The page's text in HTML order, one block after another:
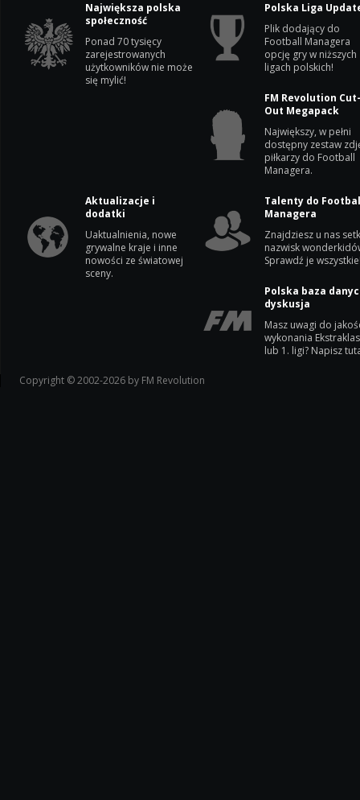
Największa polska
społeczność
Ponad 70 tysięcy
zarejestrowanych
użytkowników nie może
się mylić!
Polska Liga
Plik dodający do
Football Managera
opcję gry w niższych
ligach polskich!
FM Revolution
Out Megapack
Największy, w pełni
dostępny zestaw
piłkarzy do Football
Managera.
Aktualizacje i
dodatki
Uaktualnienia, nowe
grywalne kraje i inne
nowości ze światowej
sceny.
Talenty do
Managera
Znajdziesz u nas
nazwisk
Sprawdź je
Polska baza
dyskusja
Masz uwagi do
wykonania
lub 1. ligi? Napisz
Copyright © 2002-2026 by FM Revolution